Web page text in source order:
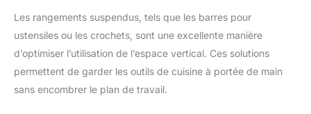
Les rangements suspendus, tels que les barres pour
ustensiles ou les crochets, sont une excellente manière
d’optimiser l’utilisation de l’espace vertical. Ces solutions
permettent de garder les outils de cuisine à portée de main
sans encombrer le plan de travail.